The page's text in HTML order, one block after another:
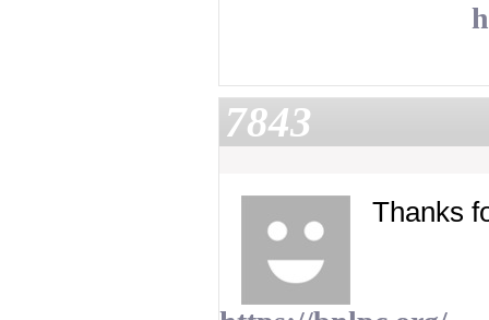
7843
Thanks